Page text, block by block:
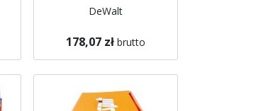
DeWalt
178,07 zł brutto